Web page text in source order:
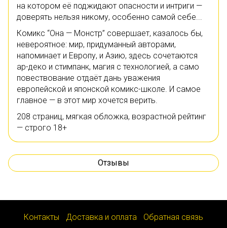
на котором её поджидают опасности и интриги —
доверять нельзя никому, особенно самой себе...
Комикс “Она — Монстр” совершает, казалось бы,
невероятное: мир, придуманный авторами,
напоминает и Европу, и Азию, здесь сочетаются
ар-деко и стимпанк, магия с технологией, а само
повествование отдаёт дань уважения
европейской и японской комикс-школе. И самое
главное — в этот мир хочется верить.
208 страниц, мягкая обложка, возрастной рейтинг
— строго 18+
Отзывы
Контакты Доставка и оплата Обратная связь